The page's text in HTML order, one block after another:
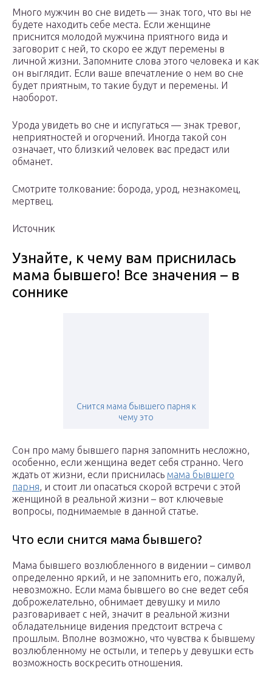
Много мужчин во сне видеть — знак того, что вы не
будете находить себе места. Если женщине
приснится молодой мужчина приятного вида и
заговорит с ней, то скоро ее ждут перемены в
личной жизни. Запомните слова этого человека и как
он выглядит. Если ваше впечатление о нем во сне
будет приятным, то такие будут и перемены. И
наоборот.
Урода увидеть во сне и испугаться — знак тревог,
неприятностей и огорчений. Иногда такой сон
означает, что близкий человек вас предаст или
обманет.
Смотрите толкование: борода, урод, незнакомец,
мертвец.
Источник
Узнайте, к чему вам приснилась
мама бывшего! Все значения – в
соннике
Снится мама бывшего парня к
чему это
Сон про маму бывшего парня запомнить несложно,
особенно, если женщина ведет себя странно. Чего
ждать от жизни, если приснилась мама бывшего
парня, и стоит ли опасаться скорой встречи с этой
женщиной в реальной жизни – вот ключевые
вопросы, поднимаемые в данной статье.
Что если снится мама бывшего?
Мама бывшего возлюбленного в видении – символ
определенно яркий, и не запомнить его, пожалуй,
невозможно. Если мама бывшего во сне ведет себя
доброжелательно, обнимает девушку и мило
разговаривает с ней, значит в реальной жизни
обладательнице видения предстоит встреча с
прошлым. Вполне возможно, что чувства к бывшему
возлюбленному не остыли, и теперь у девушки есть
возможность воскресить отношения.